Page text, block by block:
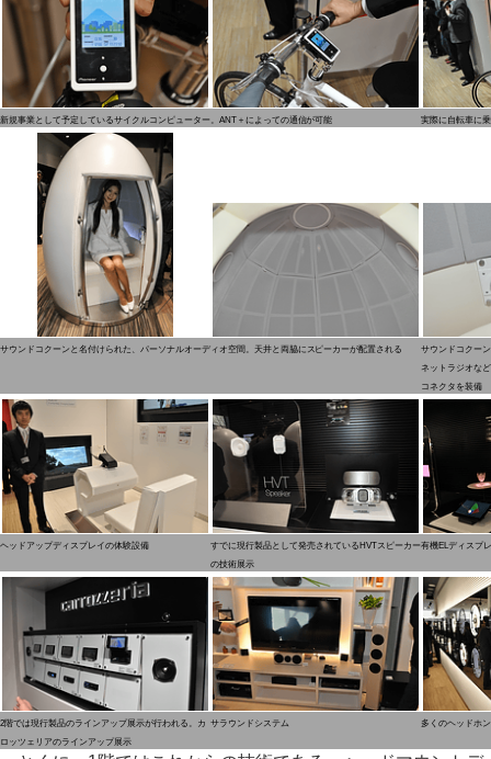
新規事業として予定しているサイクルコンピューター。ANT＋によっての通信が可能 実際に自転車に
サウンドコクーンと名付けられた、パーソナルオーディオ空間。天井と両脇にスピーカーが配置される
サウンドコクー
ネットラジオな
コネクタを装備
ヘッドアップディスプレイの体験設備
すでに現行製品として発売されているHVTスピーカー
の技術展示
有機ELディスプ
2階では現行製品のラインアップ展示が行われる。カ
ロッツェリアのラインアップ展示
サラウンドシステム 多くのヘッドホ